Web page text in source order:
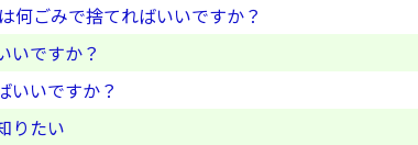
何ごみで捨てればいいですか？
いですか？
いいですか？
りたい